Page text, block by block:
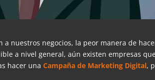
nuestros negocios, la peor manera de
a nivel general, aún existen empresas
hacer unaCampaña de Marketing Digital,